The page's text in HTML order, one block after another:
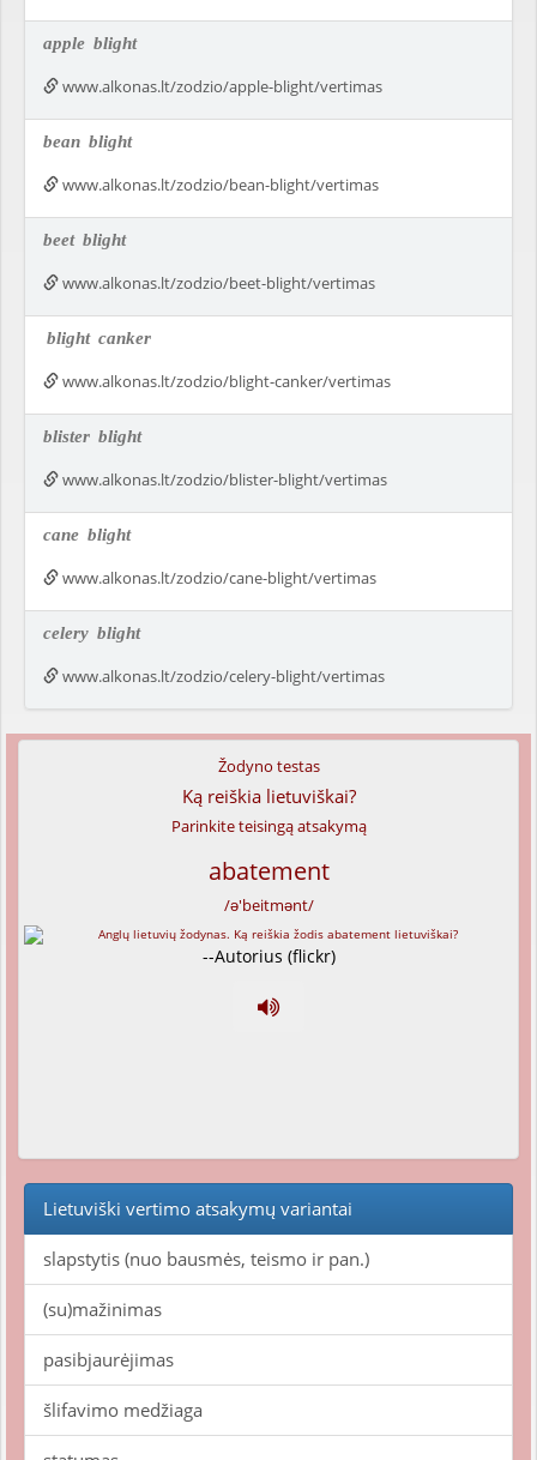
apple blight
www.alkonas.lt/zodzio/apple-blight/vertimas
bean blight
www.alkonas.lt/zodzio/bean-blight/vertimas
beet blight
www.alkonas.lt/zodzio/beet-blight/vertimas
blight canker
www.alkonas.lt/zodzio/blight-canker/vertimas
blister blight
www.alkonas.lt/zodzio/blister-blight/vertimas
cane blight
www.alkonas.lt/zodzio/cane-blight/vertimas
celery blight
www.alkonas.lt/zodzio/celery-blight/vertimas
Žodyno testas
Ką reiškia lietuviškai?
Parinkite teisingą atsakymą
abatement
/ə'beitmənt/
--Autorius (flickr)
Lietuviški vertimo atsakymų variantai
slapstytis (nuo bausmės, teismo ir pan.)
(su)mažinimas
pasibjaurėjimas
šlifavimo medžiaga